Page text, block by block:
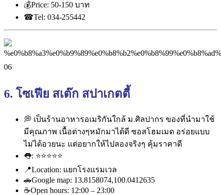
💰Price: ‎50-150 บาท
☎Tel: 034-255442
6. โซเฟีย สเต๊ก สปาเกตตี้
💭 เป็นร้านอาหารอเมริกันใกล้ ม.ศิลปากร ของที่นำมาใช้
มีคุณภาพ เนื้อต่างๆหมักมาได้ดี ซอสโฮมเมด อร่อยแบบ
ไม่ได้อวยนะ แต่อยากให้ไปลองจริงๆ คุ้มราคาดี
👅: ⭐⭐⭐⭐⭐
📍Location: แยกโรงแรมเวล
🚗Google map: 13.8158074,100.0412635
☕Open hours: 12:00 – 23:00